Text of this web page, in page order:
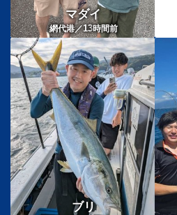
マダイ
網代港／13時間前
ブリ